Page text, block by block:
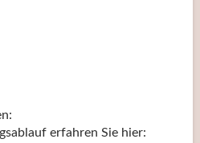
erfahren Sie hier: